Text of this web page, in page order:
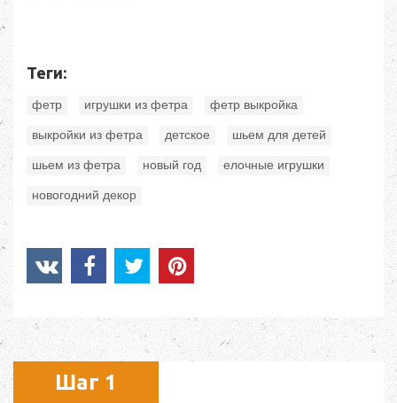
Теги:
фетр игрушки из фетра фетр выкройка
выкройки из фетра детское шьем для детей
шьем из фетра новый год елочные игрушки
новогодний декор
Шаг 1